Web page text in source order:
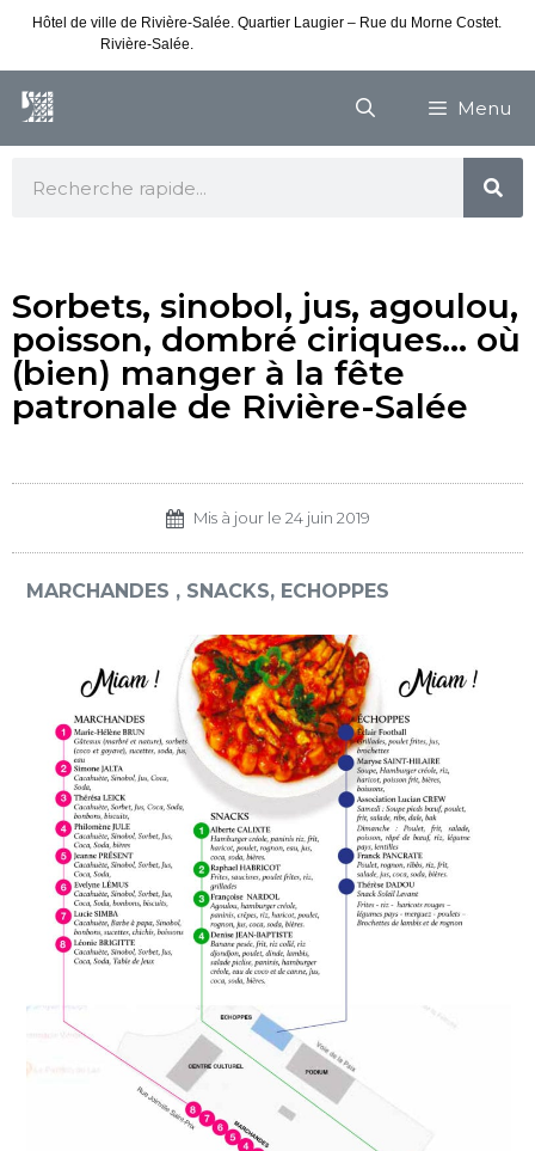
Hôtel de ville de Rivière-Salée. Quartier Laugier – Rue du Morne Costet.
Rivière-Salée.
Menu
Sorbets, sinobol, jus, agoulou,
poisson, dombré ciriques… où
(bien) manger à la fête
patronale de Rivière-Salée
Mis à jour le 24 juin 2019
MARCHANDES , SNACKS, ECHOPPES